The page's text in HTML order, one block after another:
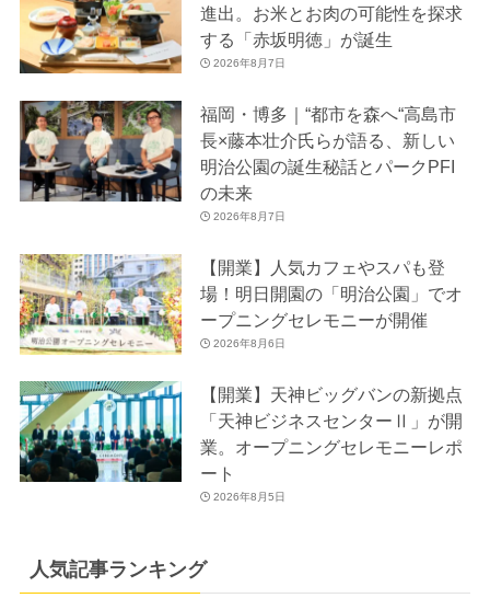
進出。お米とお肉の可能性を探求
する「赤坂明徳」が誕生
2026年8月7日
福岡・博多｜“都市を森へ“高島市
長×藤本壮介氏らが語る、新しい
明治公園の誕生秘話とパークPFI
の未来
2026年8月7日
【開業】人気カフェやスパも登
場！明日開園の「明治公園」でオ
ープニングセレモニーが開催
2026年8月6日
【開業】天神ビッグバンの新拠点
「天神ビジネスセンターⅡ」が開
業。オープニングセレモニーレポ
ート
2026年8月5日
人気記事ランキング